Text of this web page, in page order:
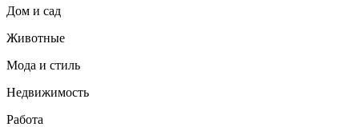
Дом и сад
Животные
Мода и стиль
Недвижимость
Работа